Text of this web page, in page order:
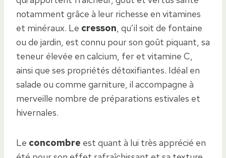
notamment grâce à leur richesse en vitamines
et minéraux. Le cresson, qu’il soit de fontaine
ou de jardin, est connu pour son goût piquant, sa
teneur élevée en calcium, fer et vitamine C,
ainsi que ses propriétés détoxifiantes. Idéal en
salade ou comme garniture, il accompagne à
merveille nombre de préparations estivales et
hivernales.
Le concombre est quant à lui très apprécié en